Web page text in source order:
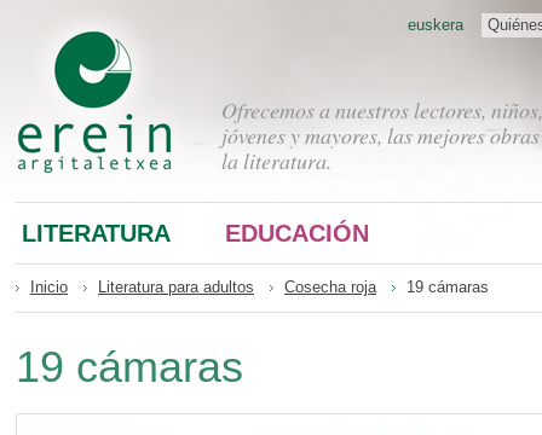
Ofrecemos a nuestros lectores, niños,
jóvenes y mayores, las mejores
la literatura.
euskera
LITERATURA EDUCACIÓN
Inicio Literatura para adultos Cosecha roja 19 cámaras
19 cámaras